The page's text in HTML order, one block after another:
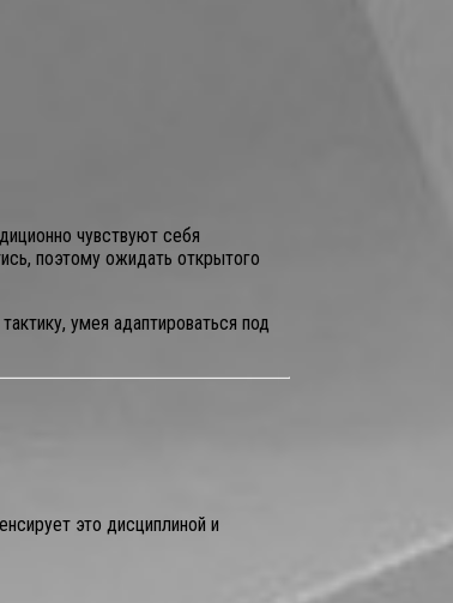
чувствуют себя
поэтому ожидать открытого
умея адаптироваться под
это дисциплиной и